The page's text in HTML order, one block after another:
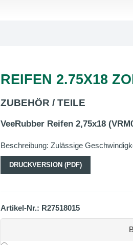
REIFEN 2.75X18
ZUBEHÖR / TEILE
VeeRubber Reifen 2,75x18
Beschreibung: Zulässige
DRUCKVERSION (PDF)
Artikel-Nr.: R27518015